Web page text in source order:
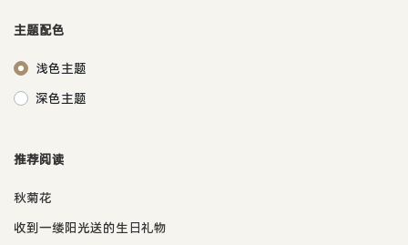
主题配色
浅色主题
深色主题
推荐阅读
秋菊花
收到一缕阳光送的生日礼物